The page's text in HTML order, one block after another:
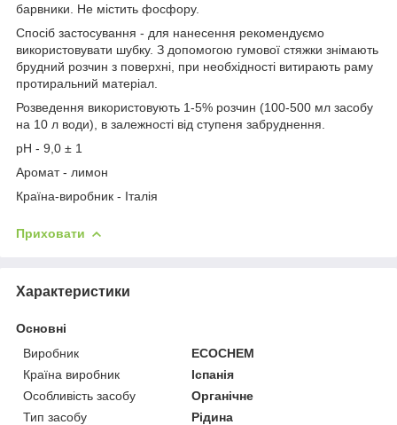
барвники. Не містить фосфору.
Спосіб застосування - для нанесення рекомендуємо
використовувати шубку. З допомогою гумової стяжки знімають
брудний розчин з поверхні, при необхідності витирають раму
протиральний матеріал.
Розведення використовують 1-5% розчин (100-500 мл засобу
на 10 л води), в залежності від ступеня забруднення.
pH - 9,0 ± 1
Аромат - лимон
Країна-виробник - Італія
Приховати
Характеристики
Основні
Виробник
ECOCHEM
Країна виробник
Іспанія
Особливість засобу
Органічне
Тип засобу
Рідина